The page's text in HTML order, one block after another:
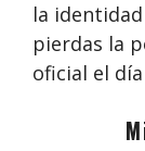
la
pierdas la
oficial el